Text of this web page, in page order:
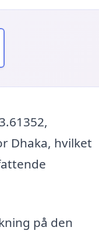
Dhaka, hvilket
på den